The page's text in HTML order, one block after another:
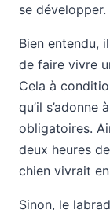
se développer.
Bien entendu,
de faire vivre
Cela à
qu’il s’adonne
obligatoires.
deux heures
chien vivrait
Sinon, le